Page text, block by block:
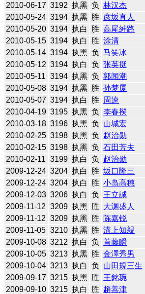
2010-06-17 3192 执黑 负 林汉杰
2010-05-24 3194 执黑 胜 彦坂直人
2010-05-20 3194 执白 胜 高尾紳路
2010-05-15 3194 执白 胜 涂清
2010-05-14 3194 执黑 负 马笑冰
2010-05-12 3194 执白 负 张英挺
2010-05-11 3194 执黑 负 郭闻潮
2010-05-08 3194 执黑 胜 孙梦厦
2010-05-07 3194 执白 胜 周逵
2010-04-19 3195 执黑 负 李春揆
2010-03-18 3196 执黑 负 山城宏
2010-02-25 3198 执黑 负 赵治勋
2010-02-15 3198 执黑 负 石田芳夫
2010-02-11 3199 执白 负 赵治勋
2009-12-24 3204 执白 胜 坂口隆三
2009-12-24 3204 执白 胜 小岛高穗
2009-12-03 3206 执白 负 王立誠
2009-11-12 3209 执黑 胜 大渊盛人
2009-11-12 3209 执黑 胜 陈嘉锐
2009-11-05 3210 执黑 胜 溝上知親
2009-10-08 3212 执白 负 首藤瞬
2009-10-05 3213 执黑 胜 金澤秀男
2009-10-04 3213 执白 负 山田規三生
2009-09-17 3215 执黑 胜 王銘琬
2009-09-10 3215 执白 胜 趙善津